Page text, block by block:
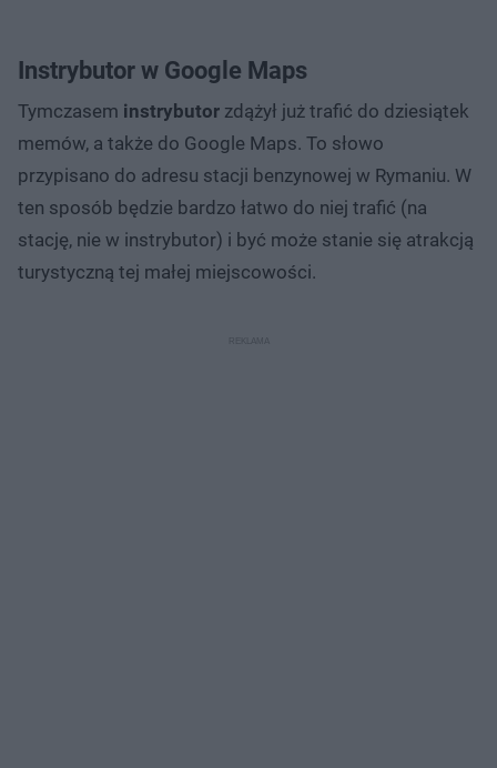
Instrybutor w Google Maps
Tymczasem instrybutor zdążył już trafić do dziesiątek
memów, a także do Google Maps. To słowo
przypisano do adresu stacji benzynowej w Rymaniu. W
ten sposób będzie bardzo łatwo do niej trafić (na
stację, nie w instrybutor) i być może stanie się atrakcją
turystyczną tej małej miejscowości.